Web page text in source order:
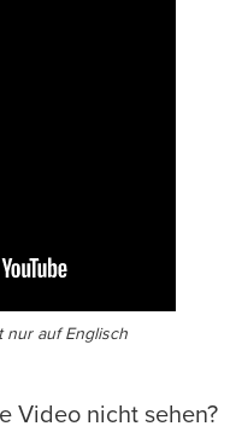
nur auf Englisch
Video nicht sehen?